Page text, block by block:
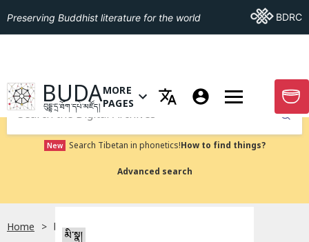
Preserving Buddhist literature for the world Go ToBDRC
GO TO HOMEPAGE
BUDA
བུདྡྷ་དྲ་ཐོག་དཔེ་མཛོད།
OPEN MENU OF MORE PAGES
MORE
PAGES
GO
Submit
New Search Tibetan in phonetics!How to find things?
Advanced search
Home bdr:P2255
མི་སྣ།